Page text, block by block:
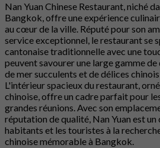
Nan Yuan Chinese Restaurant, niché
Bangkok, offre une expérience
au cœur de la ville. Réputé pour son
service exceptionnel, le restaurant se
cantonaise traditionnelle avec une
peuvent savourer une large gamme
de mer succulents et de délices
L'intérieur spacieux du restaurant,
chinoise, offre un cadre parfait pour
grandes réunions. Avec son
réputation de qualité, Nan Yuan est
habitants et les touristes à la
chinoise mémorable à Bangkok.